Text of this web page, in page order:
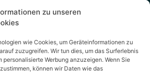
zu unseren
wie Cookies, um Geräteinformationen zu
zuzugreifen. Wir tun dies, um das Surferlebnis
personalisierte Werbung anzuzeigen. Wenn Sie
können wir Daten wie das